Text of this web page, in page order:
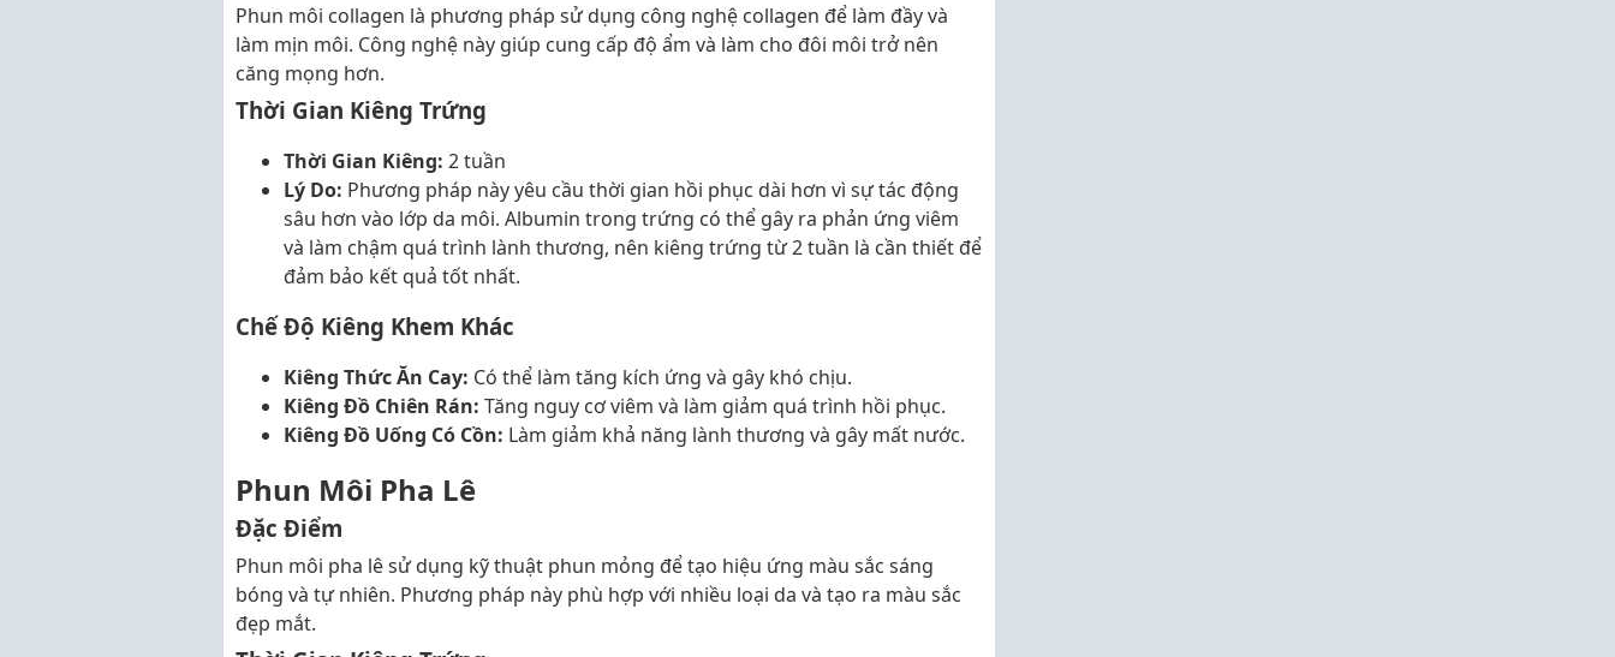
Phun môi collagen là phương pháp sử dụng công nghệ collagen để làm đầy và
làm mịn môi. Công nghệ này giúp cung cấp độ ẩm và làm cho đôi môi trở nên
căng mọng hơn.
Thời Gian Kiêng Trứng
Thời Gian Kiêng: 2 tuần
Lý Do: Phương pháp này yêu cầu thời gian hồi phục dài hơn vì sự tác động
sâu hơn vào lớp da môi. Albumin trong trứng có thể gây ra phản ứng viêm
và làm chậm quá trình lành thương, nên kiêng trứng từ 2 tuần là cần thiết để
đảm bảo kết quả tốt nhất.
Chế Độ Kiêng Khem Khác
Kiêng Thức Ăn Cay: Có thể làm tăng kích ứng và gây khó chịu.
Kiêng Đồ Chiên Rán: Tăng nguy cơ viêm và làm giảm quá trình hồi phục.
Kiêng Đồ Uống Có Cồn: Làm giảm khả năng lành thương và gây mất nước.
Phun Môi Pha Lê
Đặc Điểm
Phun môi pha lê sử dụng kỹ thuật phun mỏng để tạo hiệu ứng màu sắc sáng
bóng và tự nhiên. Phương pháp này phù hợp với nhiều loại da và tạo ra màu sắc
đẹp mắt.